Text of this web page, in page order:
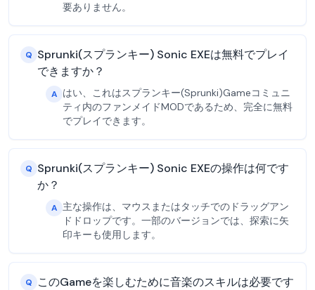
要ありません。
Q Sprunki(スプランキー) Sonic EXEは無料でプレイ
できますか？
A はい、これはスプランキー(Sprunki)Gameコミュニ
ティ内のファンメイドMODであるため、完全に無料
でプレイできます。
Q Sprunki(スプランキー) Sonic EXEの操作は何です
か？
A 主な操作は、マウスまたはタッチでのドラッグアン
ドドロップです。一部のバージョンでは、探索に矢
印キーも使用します。
Q
このGameを楽しむために音楽のスキルは必要です